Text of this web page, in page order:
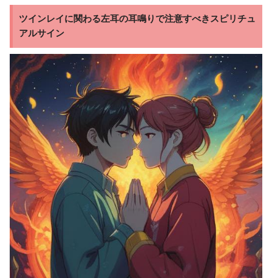
ツインレイに関わる左耳の耳鳴りで注意すべきスピリチュ
アルサイン